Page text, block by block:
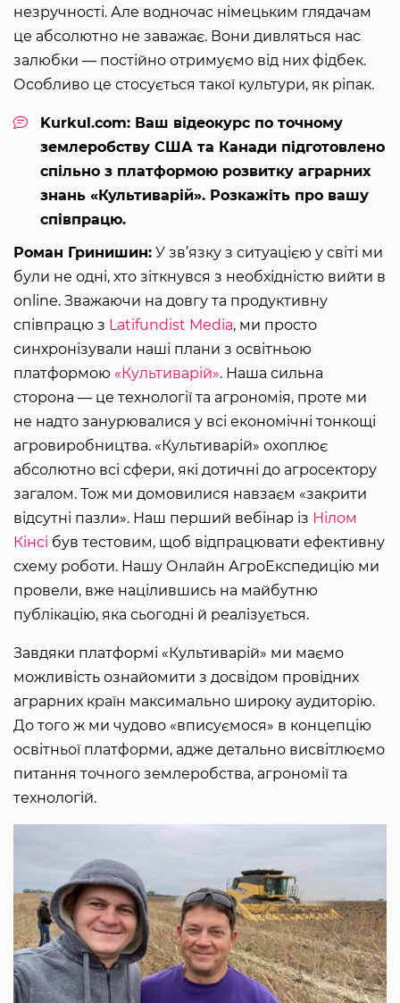
незручності. Але водночас німецьким глядачам
це абсолютно не заважає. Вони дивляться нас
залюбки — постійно отримуємо від них фідбек.
Особливо це стосується такої культури, як ріпак.
Kurkul.com: Ваш відеокурс по точному
землеробству США та Канади підготовлено
спільно з платформою розвитку аграрних
знань «Культиварій». Розкажіть про вашу
співпрацю.
Роман Гринишин: У зв’язку з ситуацією у світі ми
були не одні, хто зіткнувся з необхідністю вийти в
online. Зважаючи на довгу та продуктивну
співпрацю з Latifundist Media, ми просто
синхронізували наші плани з освітньою
платформою «Культиварій». Наша сильна
сторона — це технології та агрономія, проте ми
не надто занурювалися у всі економічні тонкощі
агровиробництва. «Культиварій» охоплює
абсолютно всі сфери, які дотичні до агросектору
загалом. Тож ми домовилися навзаєм «закрити
відсутні пазли». Наш перший вебінар із Нілом
Кінсі був тестовим, щоб відпрацювати ефективну
схему роботи. Нашу Онлайн АгроЕкспедицію ми
провели, вже націлившись на майбутню
публікацію, яка сьогодні й реалізується.
Завдяки платформі «Культиварій» ми маємо
можливість ознайомити з досвідом провідних
аграрних країн максимально широку аудиторію.
До того ж ми чудово «вписуємося» в концепцію
освітньої платформи, адже детально висвітлюємо
питання точного землеробства, агрономії та
технологій.